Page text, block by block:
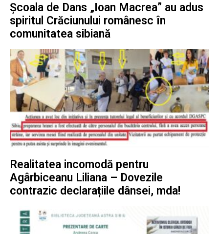
Școala de Dans „Ioan Macrea” au adus
spiritul Crăciunului românesc în
comunitatea sibiană
Realitatea incomodă pentru
Agârbiceanu Liliana – Dovezile
contrazic declarațiile dânsei, mda!